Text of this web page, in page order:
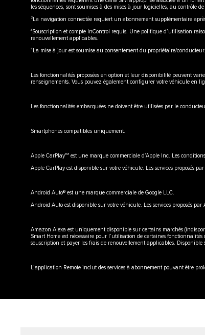
les séquences, sont soumises à des mises à jour logicielles, au contrôle
2 La navigation connectée requiert un abonnement supplémentaire
3Souscription et compte InControl requis. Une politique d’utilisation
renouvellement applicables.
4 La mise à jour est soumise au consentement du propriétaire/
Les fonctionnalités proposées en option et leur disponibilité peuvent
renseignements. Vous pouvez également configurer votre véhicule en
Les fonctionnalités embarquées ne doivent être utilisées par le
Smartphones compatibles uniquement.
Apple CarPlayTM est une marque commerciale d’Apple Inc. Les
Apple CarPlay est disponible sur votre véhicule. Les services proposés
Android Auto® est une marque commerciale de Google LLC.
Android Auto est disponible sur votre véhicule. Les services proposés
Amazon Alexa est uniquement disponible sur certains marchés
Smart Home est nécessaire pour l’utilisation de certaines
souscription et payer les frais de renouvellement applicables.
L’application Remote inclut des services à abonnement pouvant être